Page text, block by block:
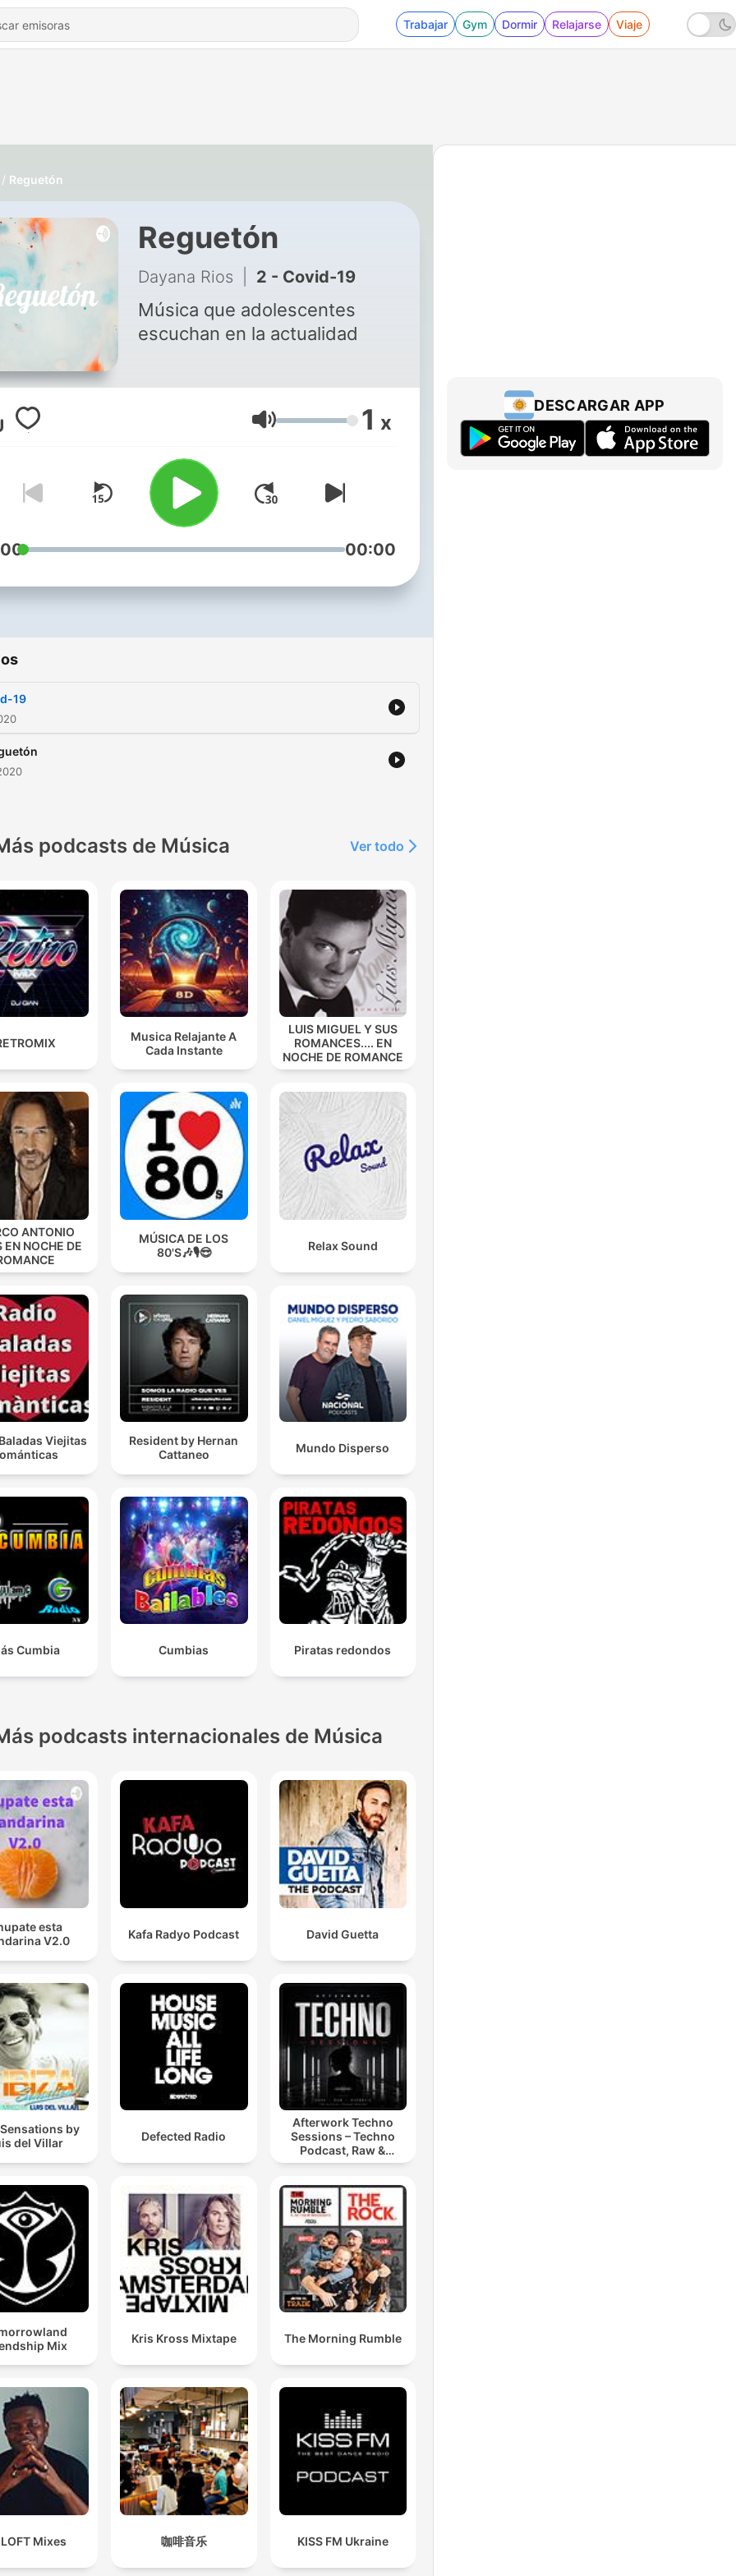
Trabajar Gym Dormir Relajarse Viaje
Reguetón
Reguetón
Dayana Rios 2 - Covid-19
Música que adolescentes
escuchan en la actualidad
Volumen 1 x
00:00
19
podcasts de Música Ver todo
Musica Relajante A
Cada Instante
LUIS MIGUEL Y SUS
ROMANCES.... EN
NOCHE DE ROMANCE
ANTONIO
EN NOCHE DE
MÚSICA DE LOS
80'S🎶🎙️😎
Relax Sound
Viejitas
Resident by Hernan
Cattaneo
Mundo Disperso
Cumbia Cumbias Piratas redondos
podcasts internacionales de Música
esta
V2.0
Kafa Radyo Podcast David Guetta
by
del Villar
Defected Radio
Afterwork Techno
Sessions – Techno
Podcast, Raw &
Hypnotic Techno
Mix
Kris Kross Mixtape The Morning Rumble
Mixes 咖啡音乐 KISS FM Ukraine
DESCARGAR APP